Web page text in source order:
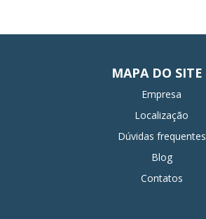
MAPA DO SITE
Empresa
Localização
Dúvidas frequentes
Blog
Contatos